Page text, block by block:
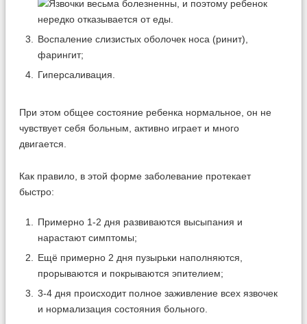
Воспаление слизистых оболочек носа (ринит),
фарингит;
Гиперсаливация.
При этом общее состояние ребенка нормальное, он не
чувствует себя больным, активно играет и много
двигается.
Как правило, в этой форме заболевание протекает
быстро:
Примерно 1-2 дня развиваются высыпания и
нарастают симптомы;
Ещё примерно 2 дня пузырьки наполняются,
прорываются и покрываются эпителием;
3-4 дня происходит полное заживление всех язвочек
и нормализация состояния больного.